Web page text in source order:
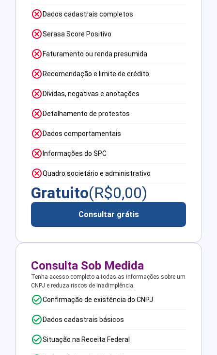
Dados cadastrais completos
Serasa Score Positivo
Faturamento ou renda presumida
Recomendação e limite de crédito
Dívidas, negativas e anotações
Detalhamento de protestos
Dados comportamentais
Informações do SPC
Quadro societário e administrativo
Gratuito(R$0,00)
Consultar grátis
Consulta Sob Medida
Tenha acesso completo a todas as informações sobre um
CNPJ e reduza riscos de inadimplência.
Confirmação de existência do CNPJ
Dados cadastrais básicos
Situação na Receita Federal